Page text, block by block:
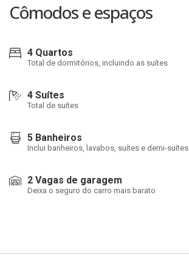
Cômodos e espaços
4 Quartos
Total de dormitórios, incluindo as suítes
4 Suítes
Total de suítes
5 Banheiros
Inclui banheiros, lavabos, suítes e demi-suítes
2 Vagas de garagem
Deixa o seguro do carro mais barato